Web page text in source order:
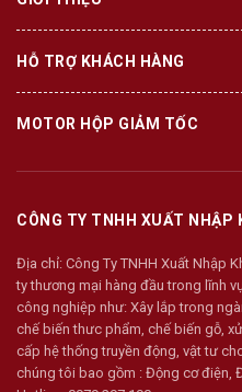
HỖ TRỢ KHÁCH HÀNG
MOTOR HỘP GIẢM TỐC
CÔNG TY TNHH XUẤT NHẬP
Địa chỉ: Công Ty TNHH Xuất Nhập
ty thương mại hàng đầu trong lĩnh
công nghiệp như: Xây lắp trong
chế biến thưc phẩm, chế biến gỗ,
cấp hệ thống truyền động, vật tư
chúng tôi bao gồm : Động cơ điện,